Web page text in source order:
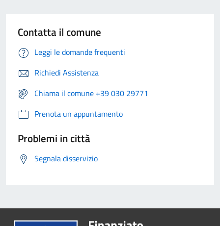
Contatta il comune
Leggi le domande frequenti
Richiedi Assistenza
Chiama il comune +39 030 29771
Prenota un appuntamento
Problemi in città
Segnala disservizio